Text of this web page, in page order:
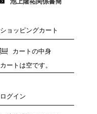
ショッピングカート
カートの中身
カートは空です。
ログイン